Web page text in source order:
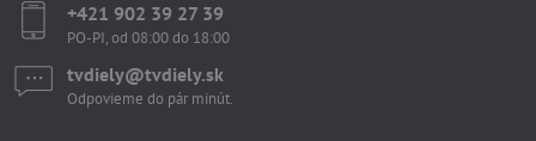
+421 902 39 27 39
PO-PI, od 08:00 do 18:00
tvdiely​​@tvdiely​​.sk
Odpovieme do pár minút.